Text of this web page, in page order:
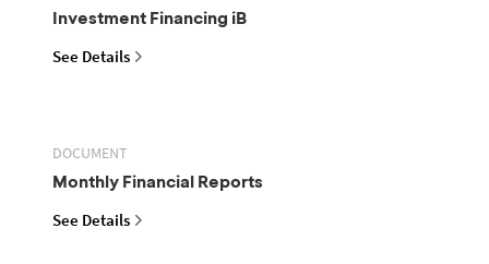
Investment Financing iB
See Details
DOCUMENT
Monthly Financial Reports
See Details